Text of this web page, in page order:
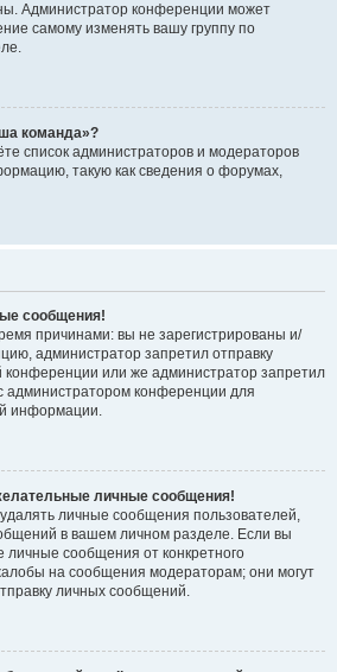
Администратор конференции может
самому изменять вашу группу по
команда»?
список администраторов и модераторов
такую как сведения о форумах,
сообщения!
причинами: вы не зарегистрированы и/
администратор запретил отправку
или же администратор запретил
администратором конференции для
информации.
личные сообщения!
личные сообщения пользователей,
в вашем личном разделе. Если вы
личные сообщения от конкретного
на сообщения модераторам; они могут
личных сообщений.